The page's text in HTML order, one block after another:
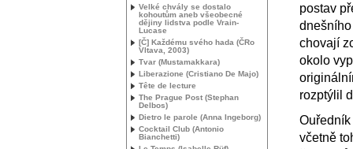
postav
chovají
okolo
rozptýlil
včetně
Velké chvály se dostalo
kohoutům aneb všeobecné
dějiny lidstva podle Vrain-
Lucase
[Č] Každému svého hada (ČRo
Vltava, 2003)
Tvar (Mustamakkara)
Liberazione (Cristiano De Majo)
Tête de lecture
The Prague Post (Stephan
Delbos)
Dietro le parole (Anna Ingeborg)
Cocktail Club (Antonio
Bianchetti)